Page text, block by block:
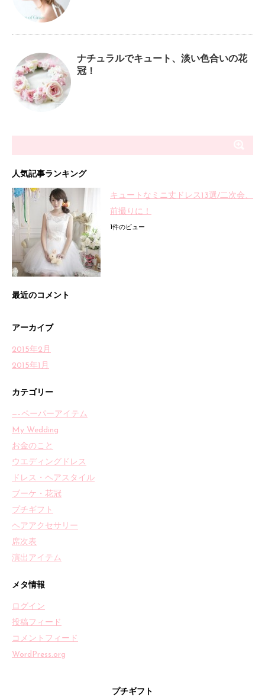
ナチュラルでキュート、淡い色合いの花
冠！
人気記事ランキング
キュートなミニ丈ドレス13選/二次会、
前撮りに！
1件のビュー
最近のコメント
アーカイブ
2015年2月
2015年1月
カテゴリー
—–ペーパーアイテム
My Wedding
お金のこと
ウエディングドレス
ドレス・ヘアスタイル
ブーケ・花冠
プチギフト
ヘアアクセサリー
席次表
演出アイテム
メタ情報
ログイン
投稿フィード
コメントフィード
WordPress.org
プチギフト